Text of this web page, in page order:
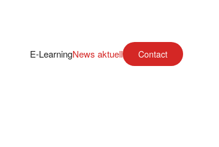
E-LearningNews aktuell Contact